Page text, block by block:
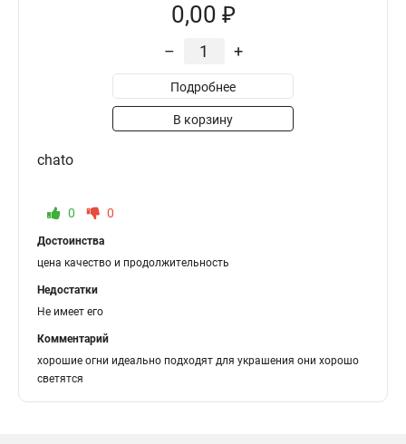
0,00 ₽
– +
Подробнее
В корзину
chato
0 0
Достоинства
цена качество и продолжительность
Недостатки
Не имеет его
Комментарий
хорошие огни идеально подходят для украшения они хорошо
светятся